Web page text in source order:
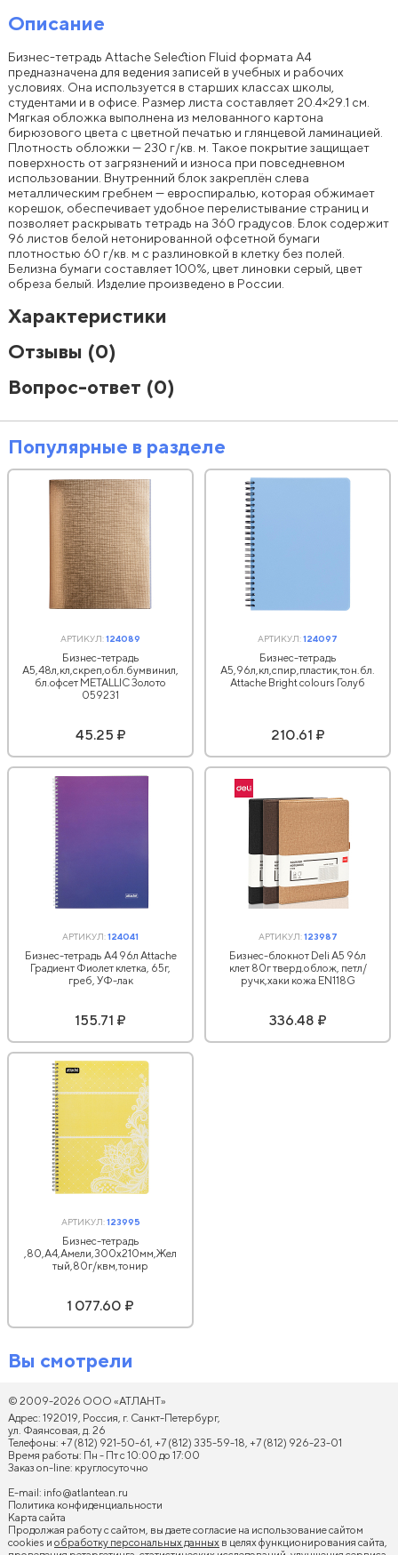
Описание
Бизнес-тетрадь Attache Selection Fluid формата A4
предназначена для ведения записей в учебных и рабочих
условиях. Она используется в старших классах школы,
студентами и в офисе. Размер листа составляет 20.4×29.1 см.
Мягкая обложка выполнена из мелованного картона
бирюзового цвета с цветной печатью и глянцевой ламинацией.
Плотность обложки — 230 г/кв. м. Такое покрытие защищает
поверхность от загрязнений и износа при повседневном
использовании. Внутренний блок закреплён слева
металлическим гребнем — евроспиралью, которая обжимает
корешок, обеспечивает удобное перелистывание страниц и
позволяет раскрывать тетрадь на 360 градусов. Блок содержит
96 листов белой нетонированной офсетной бумаги
плотностью 60 г/кв. м с разлиновкой в клетку без полей.
Белизна бумаги составляет 100%, цвет линовки серый, цвет
обреза белый. Изделие произведено в России.
Характеристики
Отзывы (0)
Вопрос-ответ (0)
Популярные в разделе
АРТИКУЛ:124089
Бизнес-тетрадь
А5,48л,кл,скреп,обл.бумвинил,
бл.офсет METALLIC Золото
059231
45.25 ₽
АРТИКУЛ:124097
Бизнес-тетрадь
А5,96л,кл,спир,пластик,тон.бл.
Attache Bright colours Голуб
210.61 ₽
АРТИКУЛ:124041
Бизнес-тетрадь А4 96л Attache
Градиент Фиолет клетка, 65г,
греб, УФ-лак
155.71 ₽
АРТИКУЛ:123987
Бизнес-блокнот Deli А5 96л
клет 80г тверд.облож, петл/
ручк,хаки кожа EN118G
336.48 ₽
АРТИКУЛ:123995
Бизнес-тетрадь
,80,А4,Амели,300х210мм,Жел
тый,80г/квм,тонир
1 077.60 ₽
Вы смотрели
© 2009-2026 ООО «АТЛАНТ»
Адрес: 192019, Россия, г. Санкт-Петербург,
ул. Фаянсовая, д. 26
Телефоны: +7 (812) 921-50-61, +7 (812) 335-59-18, +7 (812) 926-23-01
Время работы: Пн - Пт с 10:00 до 17:00
Заказ on-line: круглосуточно
E-mail: info@atlantean.ru
Политика конфиденциальности
Карта сайта
Продолжая работу с сайтом, вы даете согласие на использование сайтом
cookies и обработку персональных данных в целях функционирования сайта,